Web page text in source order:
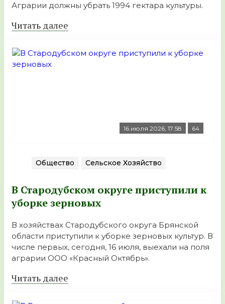
Аграрии должны убрать 1994 гектара культуры.
Читать далее
16 июля 2026, 17:58 64
Общество Сельское Хозяйство
В Стародубском округе приступили к
уборке зерновых
В хозяйствах Стародубского округа Брянской
области приступили к уборке зерновых культур. В
числе первых, сегодня, 16 июля, выехали на поля
аграрии ООО «Красный Октябрь».
Читать далее